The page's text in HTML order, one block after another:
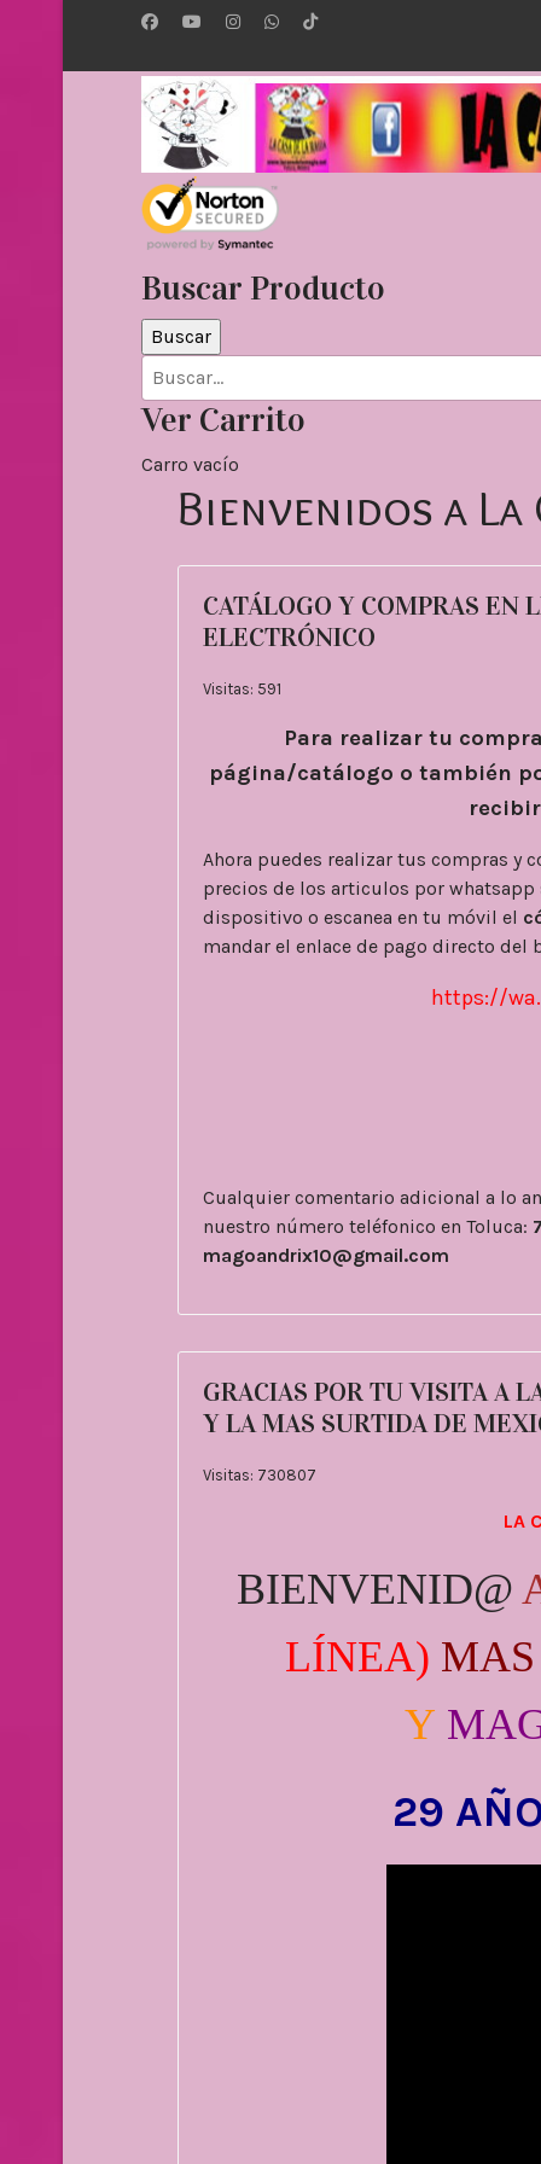
Buscar Producto
Ver Carrito
Carro vacío
Bienvenidos a
CATÁLOGO Y COMPRAS EN
ELECTRÓNICO
Visitas: 591
Para realizar tu
página/catálogo o también
Ahora puedes realizar tus compras y
precios de los articulos por whatsapp
dispositivo o escanea en tu móvil el
mandar el enlace de pago directo del
https://
Cualquier comentario adicional a lo
nuestro número teléfonico en Toluca:
magoandrix10@gmail.com
GRACIAS POR TU VISITA A
Y LA MAS SURTIDA DE
Visitas: 730807
LA
BIENVENID@
LÍNEA) MAS
Y
29